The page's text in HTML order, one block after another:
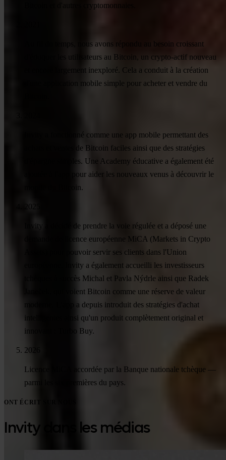
Bitcoin et d'autres cryptomonnaies.
Au fil du temps, nous avons répondu au besoin croissant
d'éduquer les utilisateurs au Bitcoin, un crypto-actif nouveau
et encore largement inexploré. Cela a conduit à la création
d'une application mobile simple pour acheter et vendre du
Invity a fonctionné comme une app mobile permettant des
achats et ventes de Bitcoin faciles ainsi que des stratégies
d'épargne simples. Une Academy éducative a également été
ajoutée à l'app pour aider les nouveaux venus à découvrir le
monde du Bitcoin.
2025
Invity a décidé de prendre la voie régulée et a déposé une
demande de licence européenne MiCA (Markets in Crypto
Assets) pour pouvoir servir ses clients dans l'Union
européenne. Invity a également accueilli les investisseurs
tchèques à succès Michal et Pavla Nýdrle ainsi que Radek
Janeček, qui voient Bitcoin comme une réserve de valeur
moderne. L'app a depuis introduit des stratégies d'achat
intelligentes ainsi qu'un produit complètement original et
innovant : Turbo Buy.
2026
Licence MiCA accordée par la Banque nationale tchèque —
parmi les six premières du pays.
ONT ÉCRIT SUR NOUS
Invity dans les médias